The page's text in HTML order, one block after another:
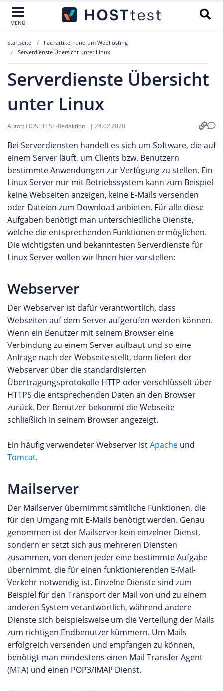
MENÜ
Startseite
Fachartikel rund um Webhosting
Serverdienste Übersicht unter Linux
Serverdienste Übersicht
unter Linux
Autor: HOSTTEST-Redaktion | 24.02.2020
Bei Serverdiensten handelt es sich um Software, die auf
einem Server läuft, um Clients bzw. Benutzern
bestimmte Anwendungen zur Verfügung zu stellen. Ein
Linux Server nur mit Betriebssystem kann zum Beispiel
keine Webseiten anzeigen, keine E-Mails versenden
oder Dateien zum Download anbieten. Für alle diese
Aufgaben benötigt man unterschiedliche Dienste,
welche die entsprechenden Funktionen ermöglichen.
Die wichtigsten und bekanntesten Serverdienste für
Linux Server wollen wir Ihnen hier vorstellen:
Webserver
Der Webserver ist dafür verantwortlich, dass
Webseiten auf dem Server aufgerufen werden können.
Wenn ein Benutzer mit seinem Browser eine
Verbindung zu einem Server aufbaut und so eine
Anfrage nach der Webseite stellt, dann liefert der
Webserver über die standardisierten
Übertragungsprotokolle HTTP oder verschlüsselt über
HTTPS die entsprechenden Daten an den Browser
zurück. Der Benutzer bekommt die Webseite
schließlich in seinem Browser angezeigt.
Ein häufig verwendeter Webserver istApache und
Tomcat.
Mailserver
Der Mailserver übernimmt sämtliche Funktionen, die
für den Umgang mit E-Mails benötigt werden. Genau
genommen ist der Mailserver kein einzelner Dienst,
sondern er setzt sich aus mehreren Diensten
zusammen, von denen jeder eine bestimmte Aufgabe
übernimmt, die für einen funktionierenden E-Mail-
Verkehr notwendig ist. Einzelne Dienste sind zum
Beispiel für den Transport der Mail von und zu einem
anderen System verantwortlich, während andere
Dienste sich beispielsweise um die Verteilung der Mails
zum richtigen Endbenutzer kümmern. Um Mails
erfolgreich versenden und empfangen zu können,
benötigt man mindestens einen Mail Transfer Agent
(MTA) und einen POP3/IMAP Dienst.